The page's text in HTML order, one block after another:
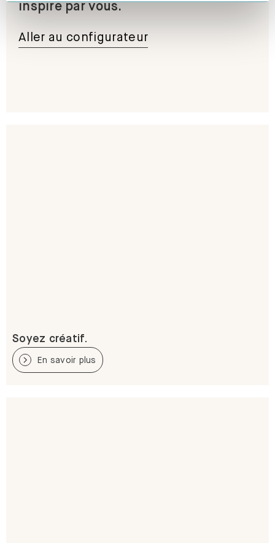
inspiré par vous.
Aller au configurateur
Soyez créatif.
En savoir plus